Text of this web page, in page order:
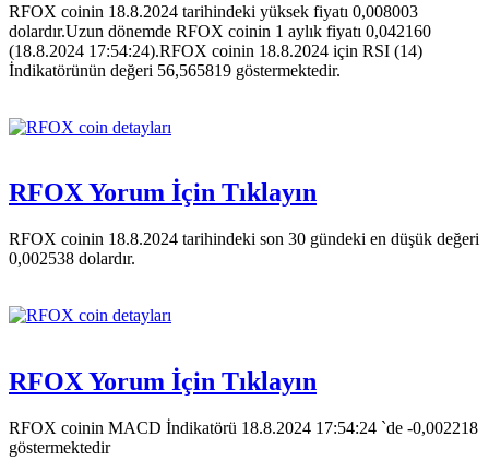
RFOX coinin 18.8.2024 tarihindeki yüksek fiyatı 0,008003
dolardır.Uzun dönemde RFOX coinin 1 aylık fiyatı 0,042160
(18.8.2024 17:54:24).RFOX coinin 18.8.2024 için RSI (14)
İndikatörünün değeri 56,565819 göstermektedir.
RFOX Yorum İçin Tıklayın
RFOX coinin 18.8.2024 tarihindeki son 30 gündeki en düşük değeri
0,002538 dolardır.
RFOX Yorum İçin Tıklayın
RFOX coinin MACD İndikatörü 18.8.2024 17:54:24 `de -0,002218
göstermektedir